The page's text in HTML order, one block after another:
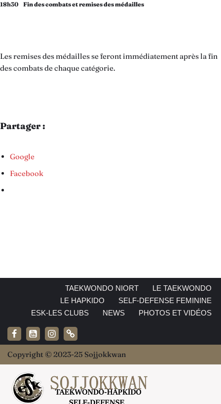
18h30 Fin des combats et remises des médailles
Les remises des médailles se feront immédiatement après la fin
des combats de chaque catégorie.
Partager :
Google
Facebook
TAEKWONDO NIORT
LE TAEKWONDO
LE HAPKIDO
SELF-DEFENSE FEMININE
ESK-LES CLUBS
NEWS PHOTOS ET VIDÉOS
Copyright © 2023-25 Sojjokkwan